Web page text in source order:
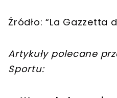
Źródło: “La Gazzetta
Artykuły polecane
Sportu: